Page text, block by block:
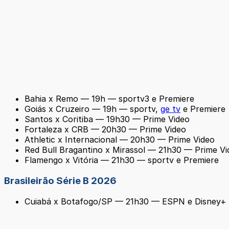
Bahia x Remo — 19h — sportv3 e Premiere
Goiás x Cruzeiro — 19h — sportv, ge tv e Premiere
Santos x Coritiba — 19h30 — Prime Video
Fortaleza x CRB — 20h30 — Prime Video
Athletic x Internacional — 20h30 — Prime Video
Red Bull Bragantino x Mirassol — 21h30 — Prime
Flamengo x Vitória — 21h30 — sportv e Premiere
Brasileirão Série B 2026
Cuiabá x Botafogo/SP — 21h30 — ESPN e Disney+